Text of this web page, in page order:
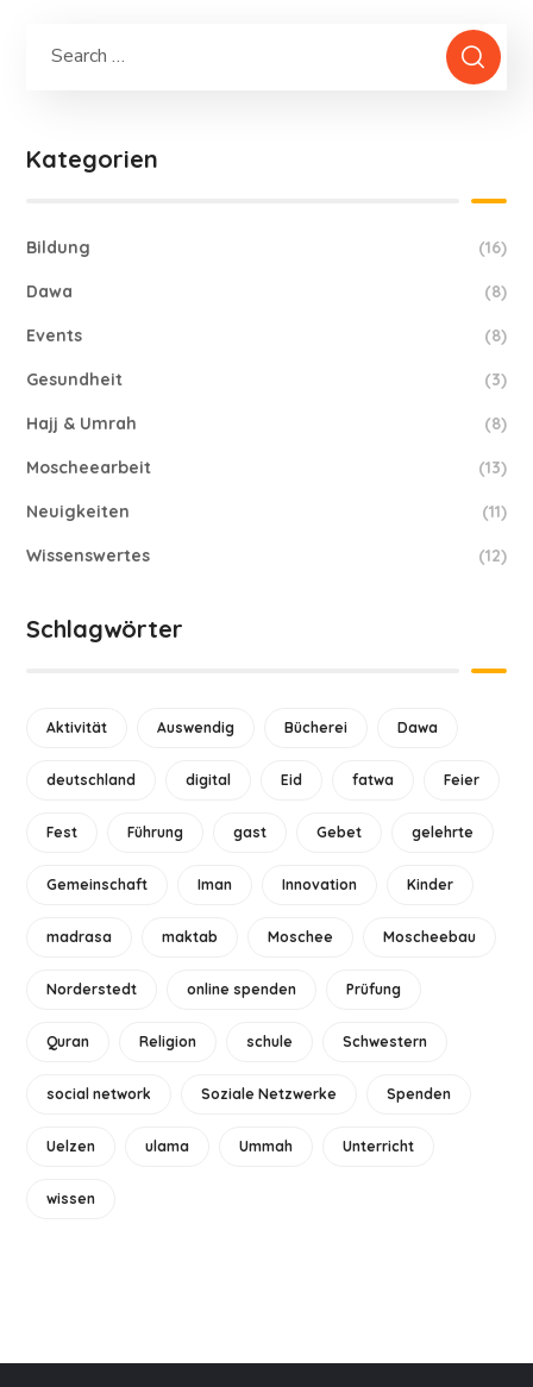
Kategorien
Bildung (16)
Dawa (8)
Events (8)
Gesundheit (3)
Hajj & Umrah (8)
Moscheearbeit (13)
Neuigkeiten (11)
Wissenswertes (12)
Schlagwörter
Aktivität Auswendig Bücherei Dawa
deutschland digital Eid fatwa Feier
Fest Führung gast Gebet gelehrte
Gemeinschaft Iman Innovation Kinder
madrasa maktab Moschee Moscheebau
Norderstedt online spenden Prüfung
Quran Religion schule Schwestern
social network Soziale Netzwerke Spenden
Uelzen ulama Ummah Unterricht
wissen